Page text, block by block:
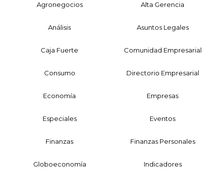
Agronegocios Alta Gerencia
Análisis Asuntos Legales
Caja Fuerte Comunidad Empresarial
Consumo Directorio Empresarial
Economía Empresas
Especiales Eventos
Finanzas Finanzas Personales
Globoeconomía Indicadores